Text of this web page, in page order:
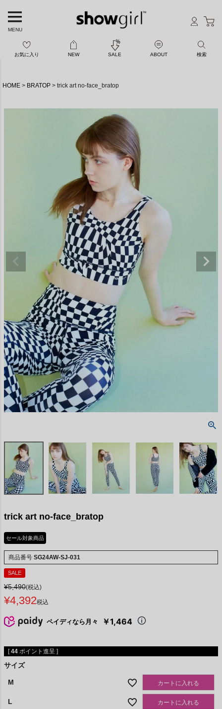
MENU
お気に入り NEW SALE ABOUT 検索
HOME BRATOP trick art no-face_bratop
trick art no-face_bratop
セール対象商品
商品番号 SG24AW-SJ-031
SALE
¥5,490(税込)
¥4,392税込
ペイディなら月々 ￥1,464
[ 44 ポイント進呈 ]
サイズ
M カートに入れる
L カートに入れる